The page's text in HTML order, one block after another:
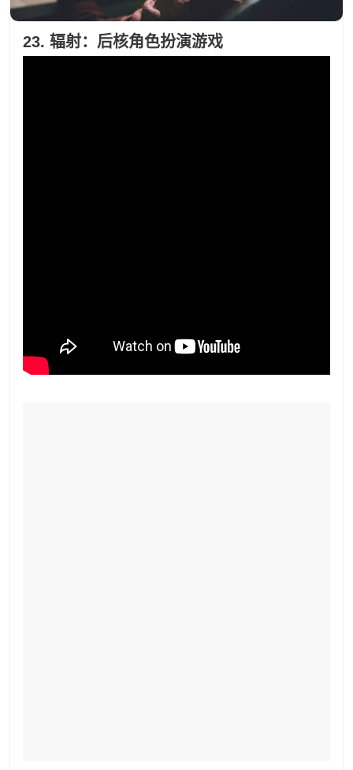
23. 辐射：后核角色扮演游戏